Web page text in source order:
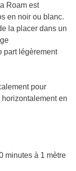
Roam est
en noir ou blanc.
la placer dans un
part légèrement
pour
en
minutes à 1 mètre